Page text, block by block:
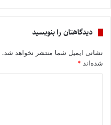
دیدگاهتان را بنویسید
نشانی ایمیل شما منتشر نخواهد شد.
شده‌اند *